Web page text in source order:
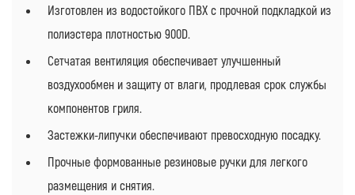
Изготовлен из водостойкого ПВХ с прочной подкладкой из
полиэстера плотностью 900D.
Сетчатая вентиляция обеспечивает улучшенный
воздухообмен и защиту от влаги, продлевая срок службы
компонентов гриля.
Застежки-липучки обеспечивают превосходную посадку.
Прочные формованные резиновые ручки для легкого
размещения и снятия.